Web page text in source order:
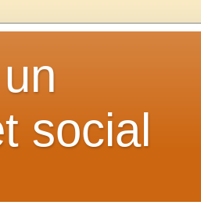
social